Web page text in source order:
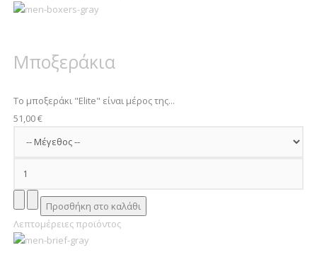
Μποξεράκια
Το μποξεράκι "Elite" είναι μέρος της...
51,00 €
Λεπτομέρειες προϊόντος